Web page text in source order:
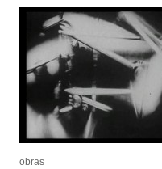
obras
obras